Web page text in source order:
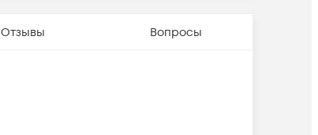
Отзывы Вопросы